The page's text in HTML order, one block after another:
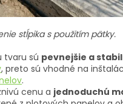
stĺpika s použitím pätky.
tvaru sú pevnejšie a
, preto sú vhodné na
.
cenu a jednoduchú